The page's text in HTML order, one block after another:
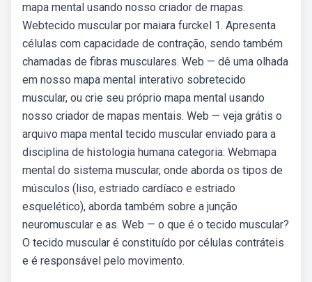
mapa mental usando nosso criador de mapas.
Webtecido muscular por maiara furckel 1. Apresenta
células com capacidade de contração, sendo também
chamadas de fibras musculares. Web — dê uma olhada
em nosso mapa mental interativo sobretecido
muscular, ou crie seu próprio mapa mental usando
nosso criador de mapas mentais. Web — veja grátis o
arquivo mapa mental tecido muscular enviado para a
disciplina de histologia humana categoria: Webmapa
mental do sistema muscular, onde aborda os tipos de
músculos (liso, estriado cardíaco e estriado
esquelético), aborda também sobre a junção
neuromuscular e as. Web — o que é o tecido muscular?
O tecido muscular é constituído por células contráteis
e é responsável pelo movimento.